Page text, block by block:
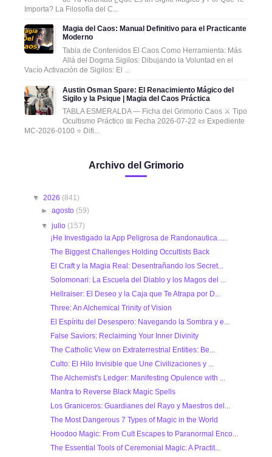
Importa? La Filosofía del C...
Magia del Caos: Manual Definitivo para el Practicante
Moderno
Tabla de Contenidos El Caos Como Herramienta: Más
Allá del Dogma Sigilos: Dibujando la Voluntad en el
Vacío Activación de Sigilos: El ...
Austin Osman Spare: El Renacimiento Mágico del
Sigilo y la Psique | Magia del Caos Práctica
TABLA ESMERALDA — Ficha del Grimorio Caos ⚔️ Tipo
Ocultismo Práctico 📅 Fecha 2026-07-22 📜 Expediente
MC-2026-0100 ⭐ Difi...
Archivo del Grimorio
▼ 2026 (841)
►agosto (59)
▼julio (157)
¡He Investigado la App Peligrosa de Randonautica.....
The Biggest Challenges Holding Occultists Back
El Craft y la Magia Real: Desentrañando los Secret...
Solomonari: La Escuela del Diablo y los Magos del ...
Hellraiser: El Deseo y la Caja que Te Atrapa por D...
Three: An Alchemical Trinity of Vision
El Espíritu del Desespero: Navegando la Sombra y e...
False Saviors: Reclaiming Your Inner Divinity
The Catholic View on Extraterrestrial Entities: Be...
Culto: El Hilo Invisible que Une Civilizaciones y ...
The Alchemist's Ledger: Manifesting Opulence with ...
Mantra to Reverse Black Magic Spells
Los Graniceros: Guardianes del Rayo y Maestros del...
The Most Dangerous 7 Types of Magic in the World
Hoodoo Magic: From Cult Escapes to Paranormal Enco...
The Essential Tools of Ceremonial Magic: A Practit...